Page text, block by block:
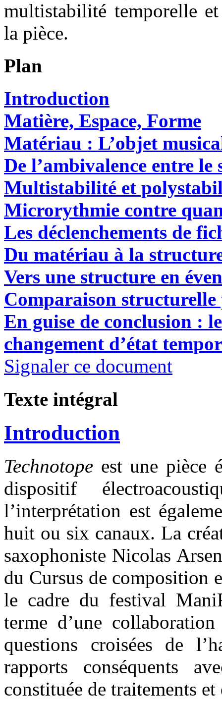
multistabilité temporelle
la pièce.
Plan
Introduction
Matière, Espace, Forme
Matériau : L’objet
De l’ambivalence entre le
Multistabilité et
Microrythmie contre
Les déclenchements de
Du matériau à la
Vers une structure en
Comparaison structurelle
En guise de conclusion :
changement d’état
Signaler ce document
Texte intégral
Introduction
Technotope est une pièce
dispositif
l’interprétation est
huit ou six canaux. La
saxophoniste Nicolas
du Cursus de composition
le cadre du festival
terme d’une
questions croisées de
rapports conséquents
constituée de traitements